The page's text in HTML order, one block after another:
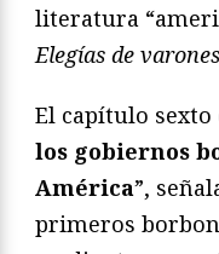
literatura
Elegías de
El capítulo sexto
los gobiernos
América”,
primeros